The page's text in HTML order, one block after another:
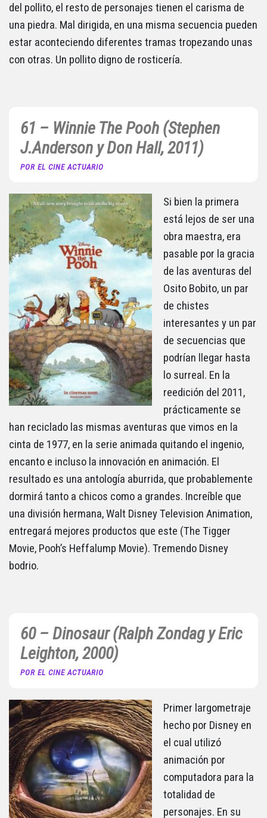
del pollito, el resto de personajes tienen el carisma de
una piedra. Mal dirigida, en una misma secuencia pueden
estar aconteciendo diferentes tramas tropezando unas
con otras. Un pollito digno de rosticería.
61 – Winnie The Pooh (Stephen
J.Anderson y Don Hall, 2011)
POR EL CINE ACTUARIO
Si bien la primera
está lejos de ser una
obra maestra, era
pasable por la gracia
de las aventuras del
Osito Bobito, un par
de chistes
interesantes y un par
de secuencias que
podrían llegar hasta
lo surreal. En la
reedición del 2011,
prácticamente se
han reciclado las mismas aventuras que vimos en la
cinta de 1977, en la serie animada quitando el ingenio,
encanto e incluso la innovación en animación. El
resultado es una antología aburrida, que probablemente
dormirá tanto a chicos como a grandes. Increíble que
una división hermana, Walt Disney Television Animation,
entregará mejores productos que este (The Tigger
Movie, Pooh’s Heffalump Movie). Tremendo Disney
bodrio.
60 – Dinosaur (Ralph Zondag y Eric
Leighton, 2000)
POR EL CINE ACTUARIO
Primer largometraje
hecho por Disney en
el cual utilizó
animación por
computadora para la
totalidad de
personajes. En su